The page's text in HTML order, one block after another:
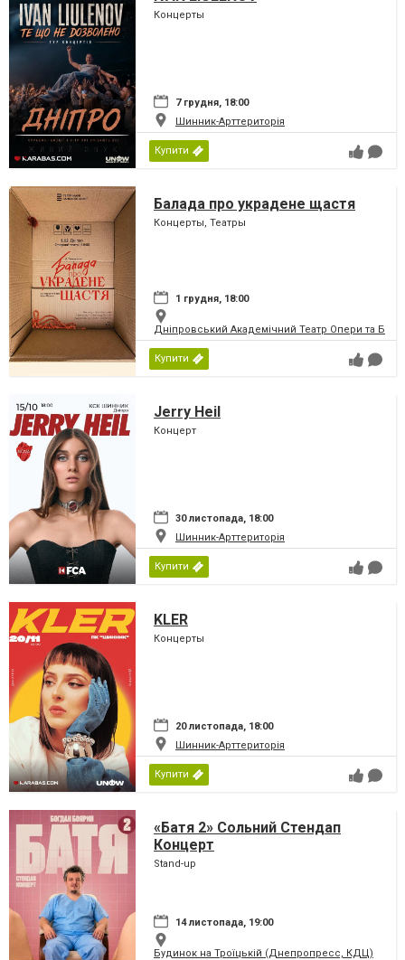
Концерты
7 грудня, 18:00
Шинник-Арттериторія
Купити
Балада про украдене щастя
Концерты, Театры
1 грудня, 18:00
Дніпровський Академічний Театр Опери та
Купити
Jerry Heil
Концерт
30 листопада, 18:00
Шинник-Арттериторія
Купити
KLER
Концерты
20 листопада, 18:00
Шинник-Арттериторія
Купити
«Батя 2» Сольний Стендап
Концерт
Stand-up
14 листопада, 19:00
Будинок на Троїцькій (Днепропресс, КДЦ)